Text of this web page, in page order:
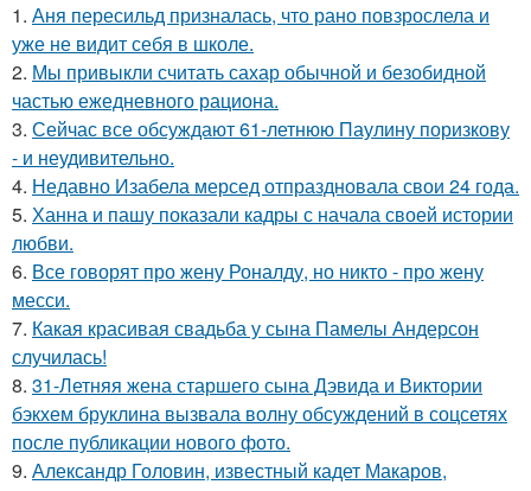
1. Аня пересильд призналась, что рано повзрослела и
уже не видит себя в школе.
2. Мы привыкли считать сахар обычной и безобидной
частью ежедневного рациона.
3. Сейчас все обсуждают 61-летнюю Паулину поризкову
- и неудивительно.
4. Недавно Изабела мерсед отпраздновала свои 24 года.
5. Ханна и пашу показали кадры с начала своей истории
любви.
6. Все говорят про жену Роналду, но никто - про жену
месси.
7. Какая красивая свадьба у сына Памелы Андерсон
случилась!
8. 31-Летняя жена старшего сына Дэвида и Виктории
бэкхем бруклина вызвала волну обсуждений в соцсетях
после публикации нового фото.
9. Александр Головин, известный кадет Макаров,